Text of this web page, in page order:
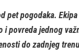
pet pogodaka.
povreda jednog
do zadnjeg